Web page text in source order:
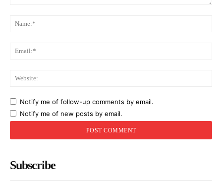
Notify me of follow-up comments by email.
Notify me of new posts by email.
Subscribe